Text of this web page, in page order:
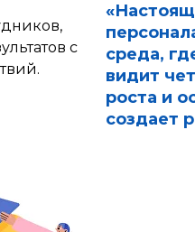
среда,
видит
роста и
создает
с